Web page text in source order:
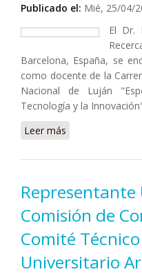
Publicado el: Mié, 25/04/
El Dr.
Barcelona, España, se
como docente de la
Nacional de Luján
Tecnología y la
Leer más
invitado de esta
Representante
Comisión de
Comité
Universitario